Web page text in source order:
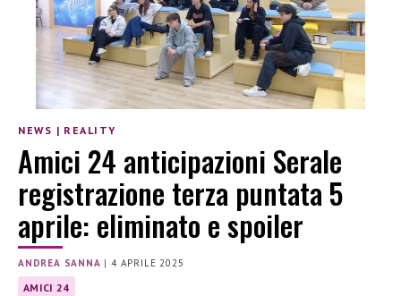
NEWS | REALITY
Amici 24 anticipazioni Serale
registrazione terza puntata 5
aprile: eliminato e spoiler
ANDREA SANNA |4 APRILE 2025
AMICI 24